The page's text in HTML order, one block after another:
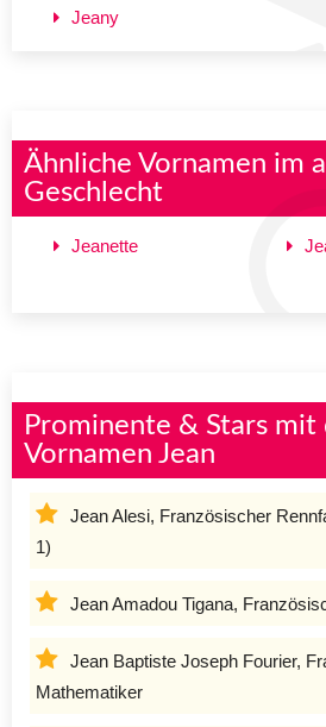
Jeany
Ähnliche Vornamen im
Geschlecht
Jeanette
Prominente & Stars mit
Vornamen Jean
Jean Alesi, Französischer
1)
Jean Amadou Tigana,
Jean Baptiste Joseph Fourier,
Mathematiker